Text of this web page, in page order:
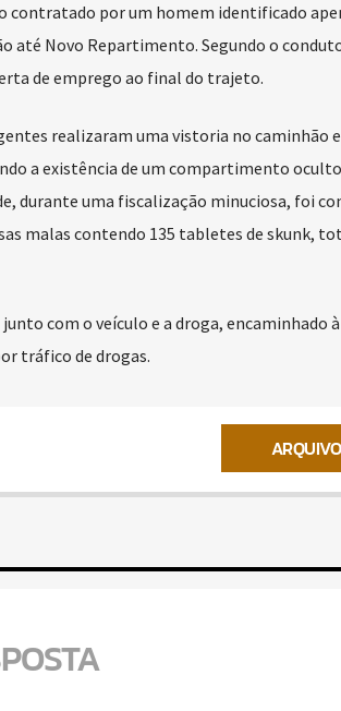
contratado por um homem identificado
até Novo Repartimento. Segundo o
de emprego ao final do trajeto.
realizaram uma vistoria no caminhão
a existência de um compartimento
durante uma fiscalização minuciosa, foi
malas contendo 135 tabletes de skunk,
com o veículo e a droga, encaminhado à
tráfico de drogas.